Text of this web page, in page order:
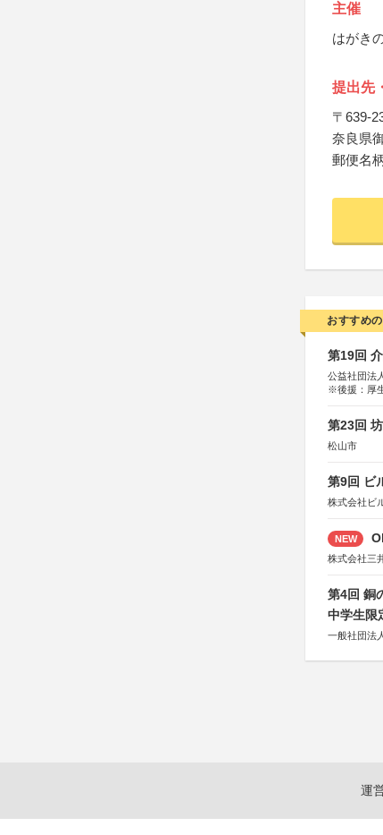
主催
はがき
提出先
〒639-
奈良県
郵便名
おすすめ
第19回
公益社団法
※後援：厚
第23回
松山市
第9回 ビ
株式会社ビ
NEW
株式会社三
第4回 銅
中学生限
一般社団法
運